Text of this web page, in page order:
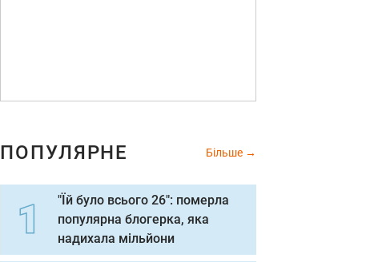
ПОПУЛЯРНЕ Більше
"Їй було всього 26": померла
популярна блогерка, яка
надихала мільйони